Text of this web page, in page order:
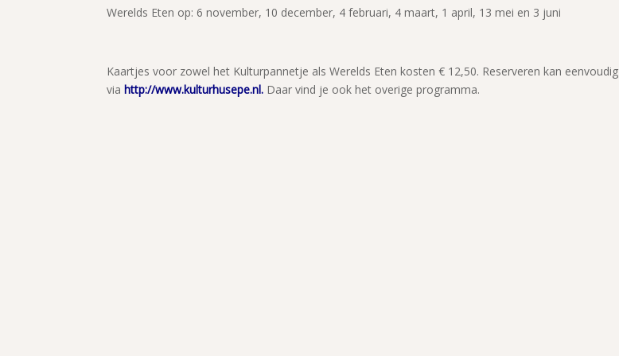
Werelds Eten op: 6 november, 10 december, 4 februari, 4 maart, 1 april, 13 mei en 3 juni
Kaartjes voor zowel het Kulturpannetje als Werelds Eten kosten € 12,50. Reserveren kan eenvoudig
via http://www.kulturhusepe.nl. Daar vind je ook het overige programma.